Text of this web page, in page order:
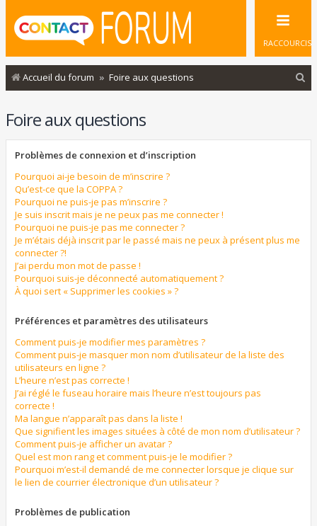
RACCOURCIS
Accueil du forum Foire aux questions
Foire aux questions
Problèmes de connexion et d’inscription
Pourquoi ai-je besoin de m’inscrire ?
Qu’est-ce que la COPPA ?
Pourquoi ne puis-je pas m’inscrire ?
Je suis inscrit mais je ne peux pas me connecter !
Pourquoi ne puis-je pas me connecter ?
Je m’étais déjà inscrit par le passé mais ne peux à présent plus me
connecter ?!
J’ai perdu mon mot de passe !
Pourquoi suis-je déconnecté automatiquement ?
À quoi sert « Supprimer les cookies » ?
Préférences et paramètres des utilisateurs
Comment puis-je modifier mes paramètres ?
Comment puis-je masquer mon nom d’utilisateur de la liste des
utilisateurs en ligne ?
L’heure n’est pas correcte !
J’ai réglé le fuseau horaire mais l’heure n’est toujours pas
correcte !
Ma langue n’apparaît pas dans la liste !
Que signifient les images situées à côté de mon nom d’utilisateur ?
Comment puis-je afficher un avatar ?
Quel est mon rang et comment puis-je le modifier ?
Pourquoi m’est-il demandé de me connecter lorsque je clique sur
le lien de courrier électronique d’un utilisateur ?
Problèmes de publication